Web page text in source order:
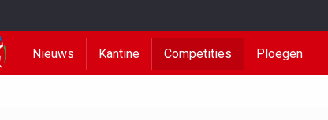
Nieuws Kantine Competities Ploegen